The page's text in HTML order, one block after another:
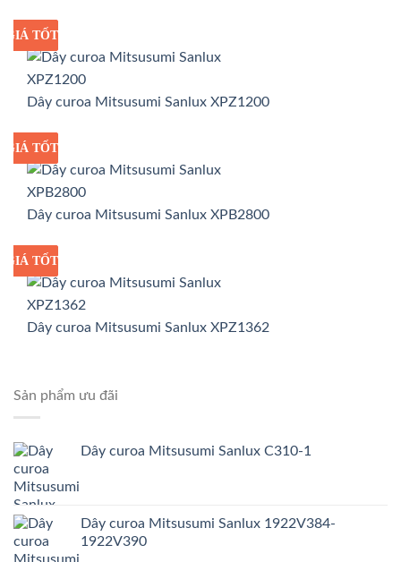
GIÁ SỈ
GIÁ TỐT
Dây curoa Mitsusumi Sanlux XPZ1200
GIÁ SỈ
GIÁ TỐT
Dây curoa Mitsusumi Sanlux XPB2800
GIÁ SỈ
GIÁ TỐT
Dây curoa Mitsusumi Sanlux XPZ1362
Sản phẩm ưu đãi
Dây curoa Mitsusumi Sanlux C310-1
Dây curoa Mitsusumi Sanlux 1922V384-
1922V390